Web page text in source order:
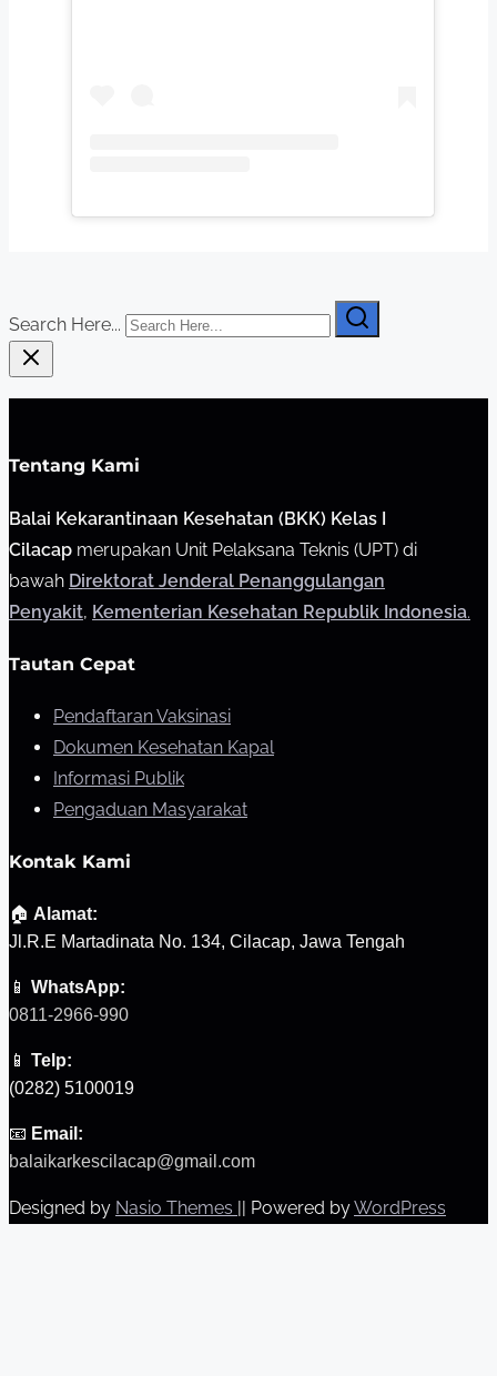
Search Here...
Tentang Kami
Balai Kekarantinaan Kesehatan (BKK) Kelas I
Cilacap merupakan Unit Pelaksana Teknis (UPT) di
bawah Direktorat Jenderal Penanggulangan
Penyakit, Kementerian Kesehatan Republik Indonesia.
Tautan Cepat
Pendaftaran Vaksinasi
Dokumen Kesehatan Kapal
Informasi Publik
Pengaduan Masyarakat
Kontak Kami
🏠 Alamat:
Jl.R.E Martadinata No. 134, Cilacap, Jawa Tengah
📱 WhatsApp:
0811-2966-990
📱 Telp:
(0282) 5100019
📧 Email:
balaikarkescilacap@gmail.com
Designed by Nasio Themes || Powered byWordPress